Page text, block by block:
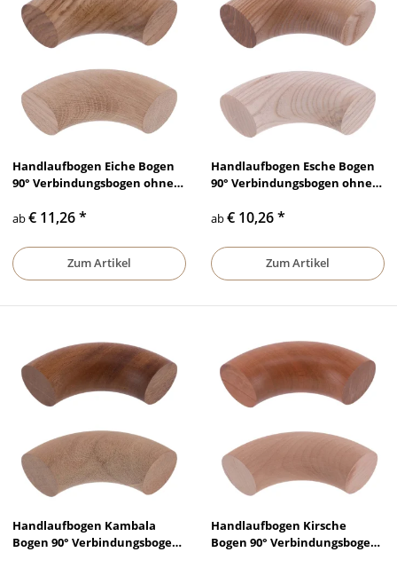
Handlaufbogen Eiche Bogen
90° Verbindungsbogen ohne
unbehandelt, Ø 35 mm - Ø 50
ab€ 11,26*
Zum Artikel
Handlaufbogen Esche Bogen
90° Verbindungsbogen ohne
unbehandelt, Ø 35 mm - Ø 50
ab€ 10,26*
Zum Artikel
Handlaufbogen Kambala
Bogen 90° Verbindungsbogen
Handlaufbogen Kirsche
Bogen 90° Verbindungsbogen